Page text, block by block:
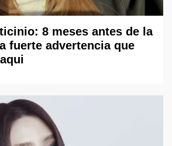
8 meses antes de la
fuerte advertencia que